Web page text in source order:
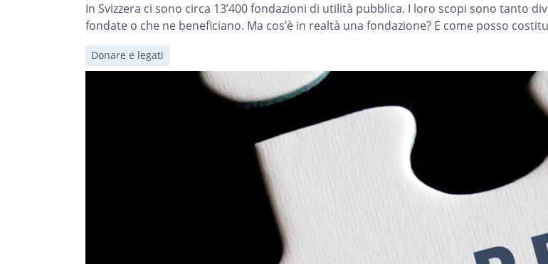
In Svizzera ci sono circa 13’400 fondazioni di utilità pubblica. I loro scopi sono tanto
fondate o che ne beneficiano. Ma cos’è in realtà una fondazione? E come posso
Donare e legati